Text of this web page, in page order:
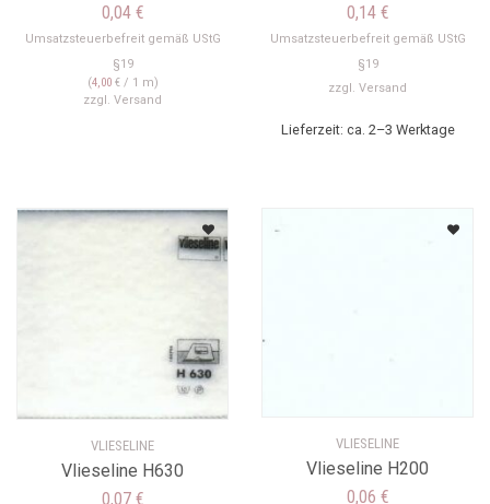
0,04 €
Umsatzsteuerbefreit gemäß UStG
§19
(4,00 €/ 1 m)
zzgl. Versand
0,14 €
Umsatzsteuerbefreit gemäß UStG
§19
zzgl. Versand
Lieferzeit: ca. 2–3 Werktage
VLIESELINE
Vlieseline H630
0,07 €
VLIESELINE
Vlieseline H200
0,06 €